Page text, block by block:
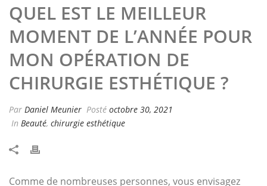
QUEL EST LE MEILLEUR
MOMENT DE L’ANNÉE POUR
MON OPÉRATION DE
CHIRURGIE ESTHÉTIQUE ?
Par Daniel Meunier Posté octobre 30, 2021
In Beauté, chirurgie esthétique
Comme de nombreuses personnes, vous envisagez